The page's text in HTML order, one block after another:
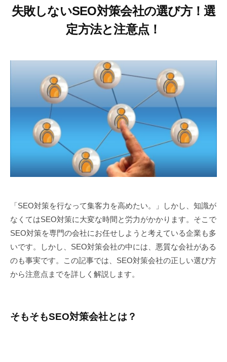
失敗しないSEO対策会社の選び方！選
定方法と注意点！
0
2
0
年
1
2
月
日
y
弥
山
大
生
「SEO対策を行なって集客力を高めたい。」しかし、知識が
なくてはSEO対策に大変な時間と労力がかかります。そこで
SEO対策を専門の会社にお任せしようと考えている企業も多
いです。しかし、SEO対策会社の中には、悪質な会社がある
のも事実です。この記事では、SEO対策会社の正しい選び方
から注意点までを詳しく解説します。
そもそもSEO対策会社とは？